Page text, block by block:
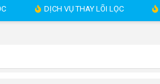
DỊCH VỤ THAY LÕI LỌC